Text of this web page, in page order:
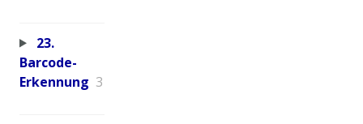
23.
Barcode-
Erkennung 3